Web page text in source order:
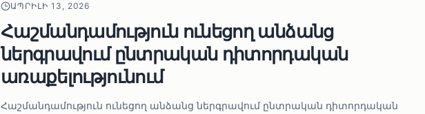
ԱՊՐԻԼԻ 13, 2026
Հաշմանդամություն ունեցող անձանց
ներգրավում ընտրական դիտորդական
առաքելությունում
Հաշմանդամություն ունեցող անձանց ներգրավում ընտրական դիտորդական